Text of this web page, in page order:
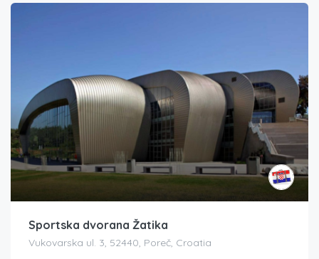
Sportska dvorana Žatika
Vukovarska ul. 3, 52440, Poreč, Croatia